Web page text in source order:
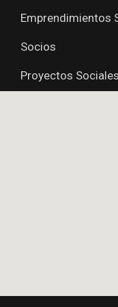
Emprendimientos
Socios
Proyectos Sociales